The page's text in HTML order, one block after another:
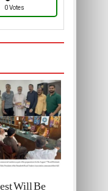
0 Votes
Will Be